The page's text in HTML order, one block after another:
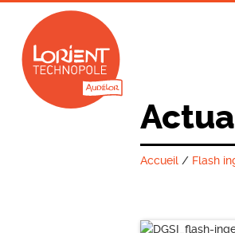
Accueil / Flash